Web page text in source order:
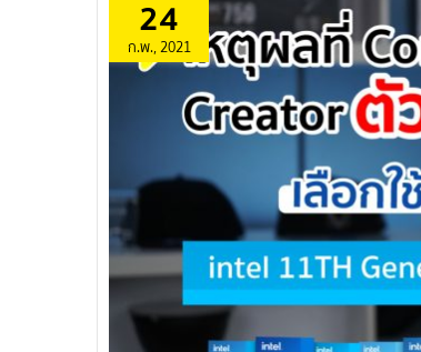
24
ก.พ., 2021